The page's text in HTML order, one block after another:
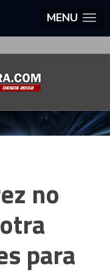
MENU
no
para